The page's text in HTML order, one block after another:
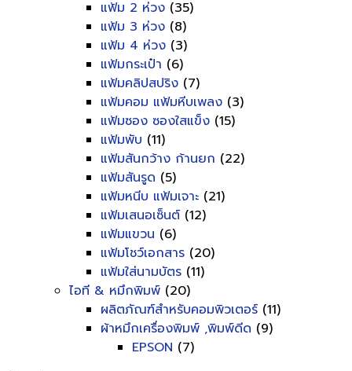
แฟ้ม 2 ห่วง (35)
แฟ้ม 3 ห่วง (8)
แฟ้ม 4 ห่วง (3)
แฟ้มกระเป๋า (6)
แฟ้มคลิปสปริง (7)
แฟ้มคอม แฟ้มหีบเพลง (3)
แฟ้มซอง ซองใสแข็ง (15)
แฟ้มพับ (11)
แฟ้มสันกว้าง ก้านยก (22)
แฟ้มสันรูด (5)
แฟ้มหนีบ แฟ้มเจาะ (21)
แฟ้มเสนอเซ็นต์ (12)
แฟ้มแขวน (6)
แฟ้มโชว์เอกสาร (20)
แฟ้มใส่นามบัตร (11)
ไอที & หมึกพิมพ์ (20)
ผลิตภัณฑ์สำหรับคอมพิวเตอร์ (11)
ผ้าหมึกเครื่องพิมพ์ ,พิมพ์ดีด (9)
EPSON (7)